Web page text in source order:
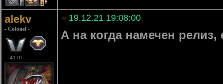
4 1
alekv
- Colonel -
4170
19.12.21 19:08:00
А на когда намечен